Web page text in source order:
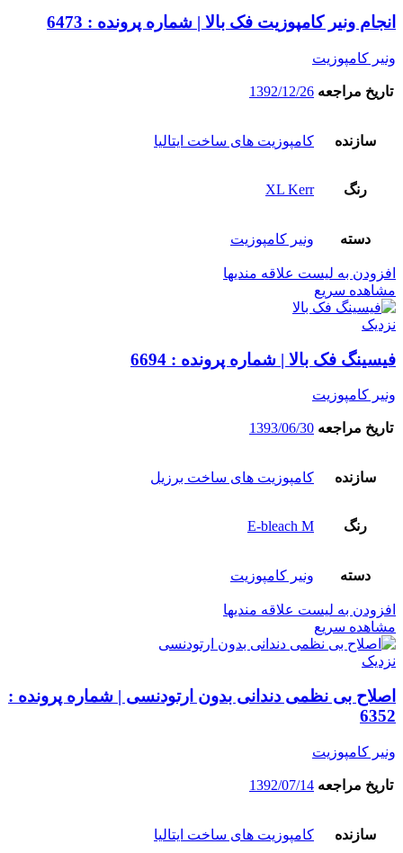
انجام ونیر کامپوزیت فک بالا | شماره پرونده : 6473
ونیر کامپوزیت
تاریخ مراجعه 1392/12/26
سازنده کامپوزیت های ساخت ایتالیا
رنگ XL Kerr
دسته ونیر کامپوزیت
افزودن به لیست علاقه مندیها
مشاهده سریع
نزدیک
فیسینگ فک بالا | شماره پرونده : 6694
ونیر کامپوزیت
تاریخ مراجعه 1393/06/30
سازنده کامپوزیت های ساخت برزیل
رنگ E-bleach M
دسته ونیر کامپوزیت
افزودن به لیست علاقه مندیها
مشاهده سریع
نزدیک
اصلاح بی نظمی دندانی بدون ارتودنسی | شماره پرونده :
6352
ونیر کامپوزیت
تاریخ مراجعه 1392/07/14
سازنده کامپوزیت های ساخت ایتالیا